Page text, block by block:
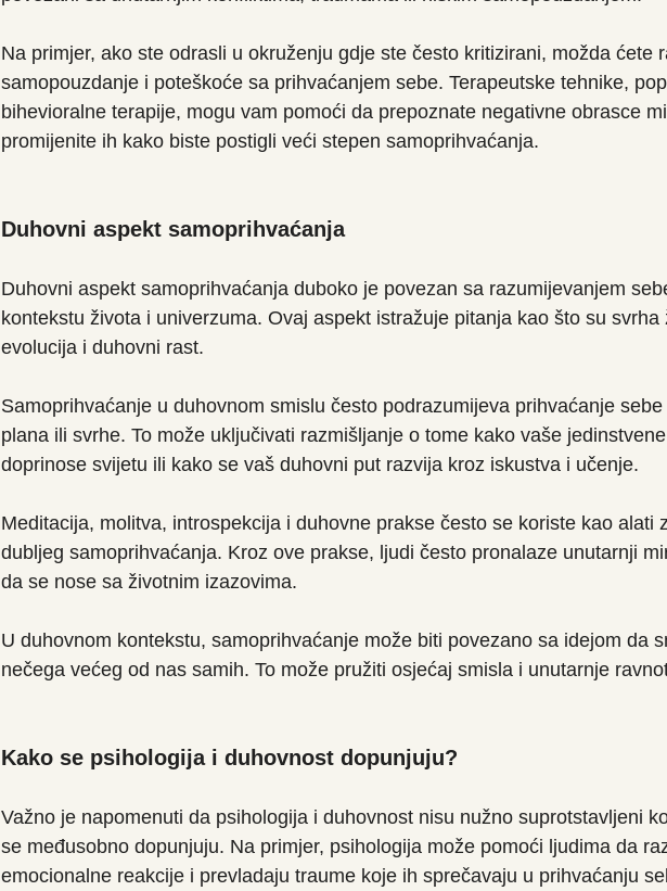
Na primjer, ako ste odrasli u okruženju gdje ste često kritizirani, možda ćete
samopouzdanje i poteškoće sa prihvaćanjem sebe. Terapeutske tehnike,
bihevioralne terapije, mogu vam pomoći da prepoznate negativne obrasce
promijenite ih kako biste postigli veći stepen samoprihvaćanja.
Duhovni aspekt samoprihvaćanja
Duhovni aspekt samoprihvaćanja duboko je povezan sa razumijevanjem
kontekstu života i univerzuma. Ovaj aspekt istražuje pitanja kao što su
evolucija i duhovni rast.
Samoprihvaćanje u duhovnom smislu često podrazumijeva prihvaćanje
plana ili svrhe. To može uključivati razmišljanje o tome kako vaše
doprinose svijetu ili kako se vaš duhovni put razvija kroz iskustva i učenje.
Meditacija, molitva, introspekcija i duhovne prakse često se koriste kao alati
dubljeg samoprihvaćanja. Kroz ove prakse, ljudi često pronalaze unutarnji
da se nose sa životnim izazovima.
U duhovnom kontekstu, samoprihvaćanje može biti povezano sa idejom da
nečega većeg od nas samih. To može pružiti osjećaj smisla i unutarnje
Kako se psihologija i duhovnost dopunjuju?
Važno je napomenuti da psihologija i duhovnost nisu nužno suprotstavljeni
se međusobno dopunjuju. Na primjer, psihologija može pomoći ljudima da
emocionalne reakcije i prevladaju traume koje ih sprečavaju u prihvaćanju